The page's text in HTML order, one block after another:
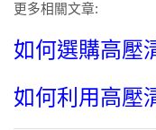
更多相關文章:
如何選購高壓
如何利用高壓